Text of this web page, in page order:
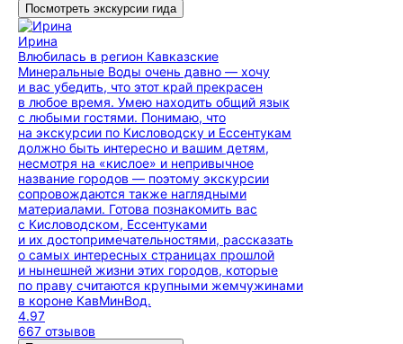
Посмотреть экскурсии гида
Ирина
Влюбилась в регион Кавказские
Минеральные Воды очень давно — хочу
и вас убедить, что этот край прекрасен
в любое время. Умею находить общий язык
с любыми гостями. Понимаю, что
на экскурсии по Кисловодску и Ессентукам
должно быть интересно и вашим детям,
несмотря на «кислое» и непривычное
название городов — поэтому экскурсии
сопровождаются также наглядными
материалами. Готова познакомить вас
с Кисловодском, Ессентуками
и их достопримечательностями, рассказать
о самых интересных страницах прошлой
и нынешней жизни этих городов, которые
по праву считаются крупными жемчужинами
в короне КавМинВод.
4.97
667 отзывов